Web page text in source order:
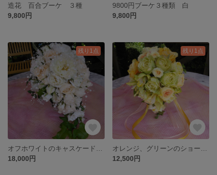
造花 百合ブーケ ３種
9,800円
9800円ブーケ３種類 白
9,800円
残り1点
18,000円
残り1点
12,500円